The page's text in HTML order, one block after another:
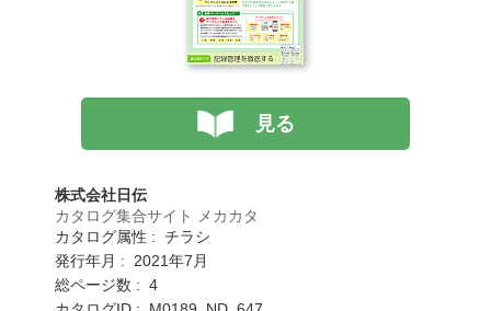
見る
株式会社日伝
カタログ集合サイト メカカタ
カタログ属性 : チラシ
発行年月 : 2021年7月
総ページ数 : 4